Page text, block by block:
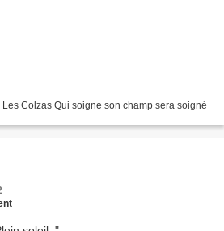
Colzas Qui soigne son champ sera soigné